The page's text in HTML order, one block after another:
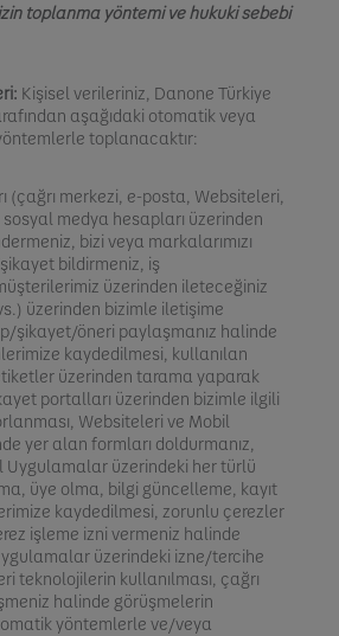
toplanma yöntemi ve hukuki sebebi
Kişisel verileriniz, Danone Türkiye
aşağıdaki otomatik veya
toplanacaktır:
merkezi, e-posta, Websiteleri,
medya hesapları üzerinden
bizi veya markalarımızı
bildirmeniz, iş
üzerinden ileteceğiniz
üzerinden bizimle iletişime
şikayet/öneri paylaşmanız halinde
kaydedilmesi, kullanılan
üzerinden tarama yaparak
portalları üzerinden bizimle ilgili
Websiteleri ve Mobil
yer alan formları doldurmanız,
Uygulamalar üzerindeki her türlü
üye olma, bilgi güncelleme, kayıt
kaydedilmesi, zorunlu çerezler
işleme izni vermeniz halinde
üzerindeki izne/tercihe
teknolojilerin kullanılması, çağrı
halinde görüşmelerin
yöntemlerle ve/veya